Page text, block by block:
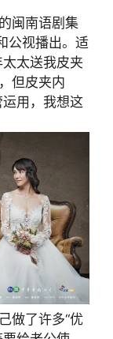
闽南语剧集
公视播出。适
太送我皮夹
但皮夹内
运用，我想这
做了许多“优